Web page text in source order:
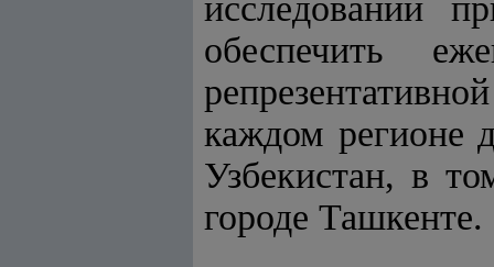
исследований
обеспечить
каждом регионе
Узбекистан, в
городе Ташкенте.